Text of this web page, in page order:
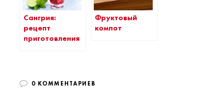
Сангрия:
рецепт
приготовления
Фруктовый
компот
0 КОММЕНТАРИЕВ